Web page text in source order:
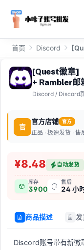
首页 Discord
[Quest徽章]
+ Rambler邮
Discord / Discord
官
官方店铺 官方
正品 · 极速发货 · 售
¥8.48 自动发货
库存
3900
售后
24 小
商品描述
Discord账号带有新徽